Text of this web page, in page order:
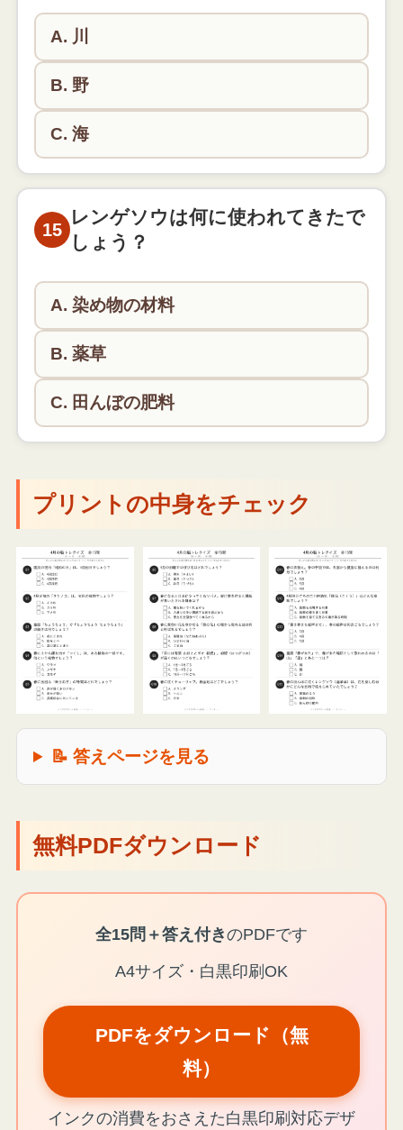
A. 川
B. 野
C. 海
「春が来た 春が来た どこに来た 山に来た 里に来た
野にも来た」が正しい歌詞です。
15
レンゲソウは何に使われてきたで
しょう？
A. 染め物の材料
B. 薬草
C. 田んぼの肥料
プリントの中身をチェック
📝 答えページを見る
無料PDFダウンロード
全15問＋答え付きのPDFです
A4サイズ・白黒印刷OK
PDFをダウンロード（無
料）
インクの消費をおさえた白黒印刷対応デザ